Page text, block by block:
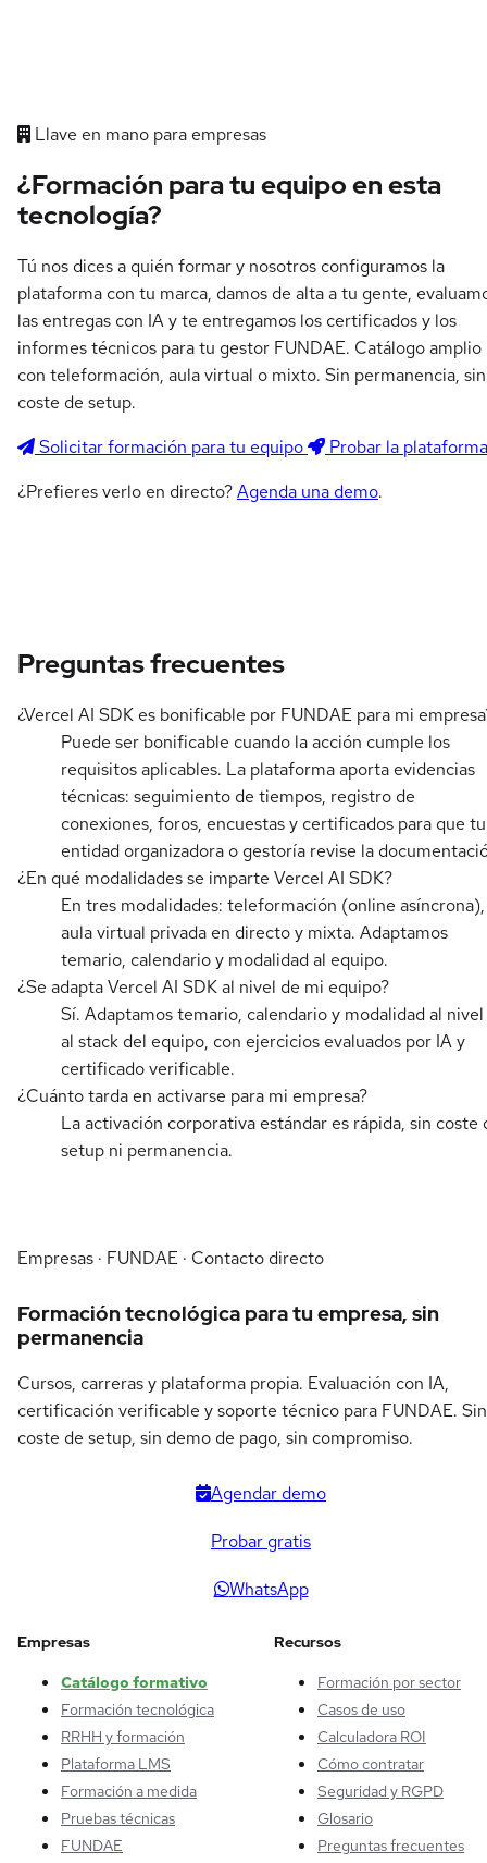
Llave en mano para empresas
¿Formación para tu equipo en esta
tecnología?
Tú nos dices a quién formar y nosotros configuramos la
plataforma con tu marca, damos de alta a tu gente,
las entregas con IA y te entregamos los certificados y los
informes técnicos para tu gestor FUNDAE. Catálogo amplio
con teleformación, aula virtual o mixto. Sin permanencia, sin
coste de setup.
Solicitar formación para tu equipo
Probar la plataforma
¿Prefieres verlo en directo?Agenda una demo.
Preguntas frecuentes
¿Vercel AI SDK es bonificable por FUNDAE para mi
Puede ser bonificable cuando la acción cumple los
requisitos aplicables. La plataforma aporta evidencias
técnicas: seguimiento de tiempos, registro de
conexiones, foros, encuestas y certificados para que tu
entidad organizadora o gestoría revise la
¿En qué modalidades se imparte Vercel AI SDK?
En tres modalidades: teleformación (online asíncrona),
aula virtual privada en directo y mixta. Adaptamos
temario, calendario y modalidad al equipo.
¿Se adapta Vercel AI SDK al nivel de mi equipo?
Sí. Adaptamos temario, calendario y modalidad al
al stack del equipo, con ejercicios evaluados por IA y
certificado verificable.
¿Cuánto tarda en activarse para mi empresa?
La activación corporativa estándar es rápida, sin coste
setup ni permanencia.
Empresas · FUNDAE · Contacto directo
Formación tecnológica para tu empresa, sin
permanencia
Cursos, carreras y plataforma propia. Evaluación con IA,
certificación verificable y soporte técnico para FUNDAE. Sin
coste de setup, sin demo de pago, sin compromiso.
Agendar demo
Probar gratis
WhatsApp
Empresas
Catálogo formativo
Formación tecnológica
RRHH y formación
Plataforma LMS
Formación a medida
Pruebas técnicas
FUNDAE
Recursos
Formación por sector
Casos de uso
Calculadora ROI
Cómo contratar
Seguridad y RGPD
Glosario
Preguntas frecuentes